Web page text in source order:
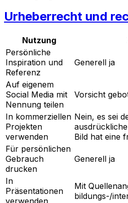
Urheberrecht und
Nutzung
Persönliche
Inspiration und
Referenz
Generell ja
Auf eigenem
Social Media mit
Nennung teilen
Vorsicht
In kommerziellen
Projekten
verwenden
Nein, es sei
Bild hat eine
Für persönlichen
Gebrauch
drucken
Generell ja
In
Präsentationen
Mit
bildungs-/